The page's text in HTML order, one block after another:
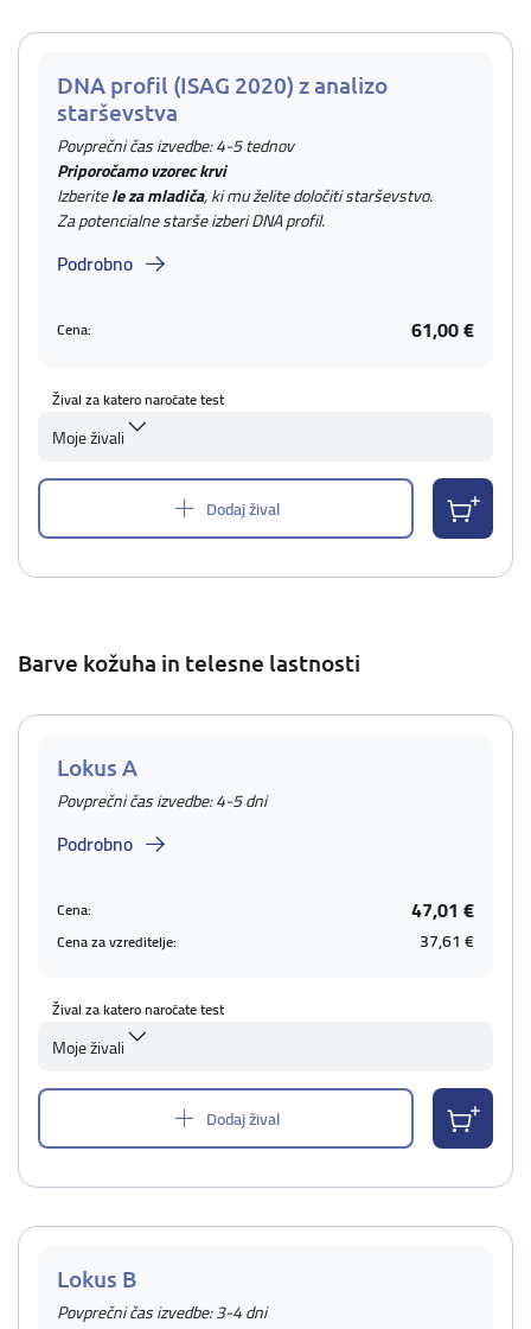
DNA profil (ISAG 2020) z analizo
starševstva
Povprečni čas izvedbe: 4-5 tednov
Priporočamo vzorec krvi
Izberitele za mladiča, ki mu želite določiti starševstvo.
Za potencialne starše izberi DNA profil.
Podrobno
Cena: 61,00 €
Žival za katero naročate test
Moje živali
Dodaj žival
Barve kožuha in telesne lastnosti
Lokus A
Povprečni čas izvedbe: 4-5 dni
Podrobno
Cena: 47,01 €
Cena za vzreditelje: 37,61 €
Žival za katero naročate test
Moje živali
Dodaj žival
Lokus B
Povprečni čas izvedbe: 3-4 dni